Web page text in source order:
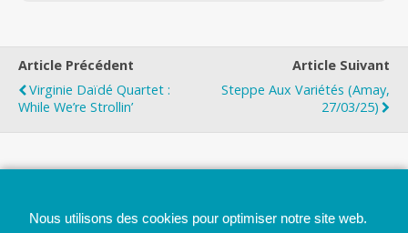
Article Précédent
Virginie Daïdé Quartet :
While We’re Strollin’
Article Suivant
Steppe Aux Variétés (Amay,
27/03/25)
Nous utilisons des cookies pour optimiser notre site web.